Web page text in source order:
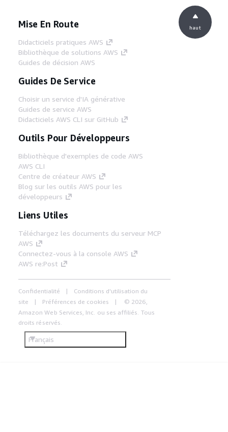
Mise En Route
Didacticiels pratiques AWS
Bibliothèque de solutions AWS
Guides de décision AWS
Guides De Service
Choisir un service d'IA générative
Guides de service AWS
Didacticiels AWS CLI sur GitHub
Outils Pour Développeurs
Bibliothèque d'exemples de code AWS
AWS CLI
Centre de créateur AWS
Blog sur les outils AWS pour les
développeurs
Liens Utiles
Téléchargez les documents du serveur MCP
AWS
Connectez-vous à la console AWS
AWS re:Post
Confidentialité
Conditions d'utilisation du
site
Préférences de cookies
© 2026,
Amazon Web Services, Inc. ou ses affiliés. Tous
droits réservés.
Français
haut